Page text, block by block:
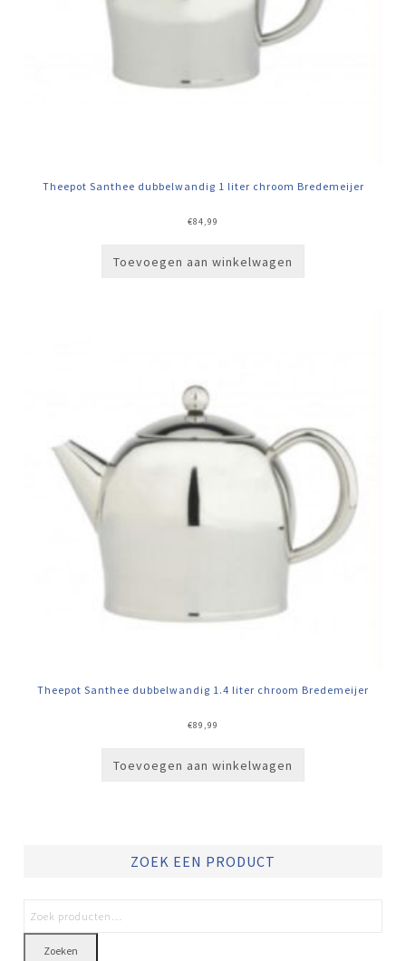
Theepot Santhee dubbelwandig 1 liter chroom Bredemeijer
€84,99
Toevoegen aan winkelwagen
Theepot Santhee dubbelwandig 1.4 liter chroom Bredemeijer
€89,99
Toevoegen aan winkelwagen
ZOEK EEN PRODUCT
Zoeken